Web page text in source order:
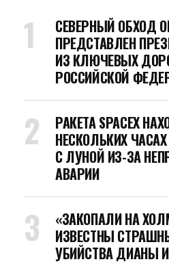
СЕВЕРНЫЙ ОБХОД
ПРЕДСТАВЛЕН
ИЗ КЛЮЧЕВЫХ
РОССИЙСКОЙ
РАКЕТА SPACEX
НЕСКОЛЬКИХ
С ЛУНОЙ ИЗ-ЗА
АВАРИИ
«ЗАКОПАЛИ НА
ИЗВЕСТНЫ
УБИЙСТВА ДИАНЫ